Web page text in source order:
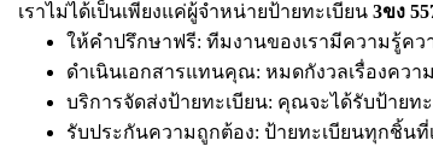
เราไม่ได้เป็นเพียงแค่ผู้จำหน่ายป้ายทะเบียน 3ขง
ให้คำปรึกษาฟรี: ทีมงานของเรามีความรู้ค
ดำเนินเอกสารแทนคุณ: หมดกังวลเรื่องควา
บริการจัดส่งป้ายทะเบียน: คุณจะได้รับป้าย
รับประกันความถูกต้อง: ป้ายทะเบียนทุกชิ้น